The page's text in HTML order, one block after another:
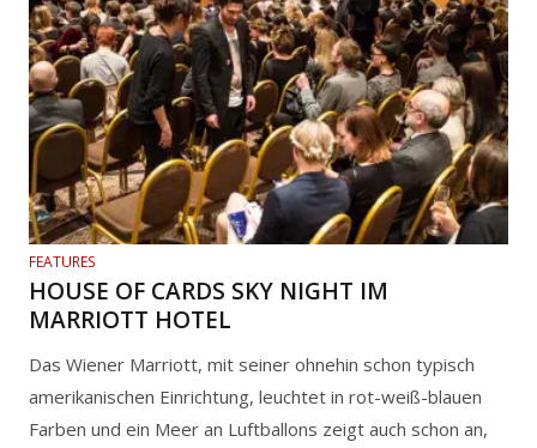
FEATURES
HOUSE OF CARDS SKY NIGHT IM
MARRIOTT HOTEL
Das Wiener Marriott, mit seiner ohnehin schon typisch
amerikanischen Einrichtung, leuchtet in rot-weiß-blauen
Farben und ein Meer an Luftballons zeigt auch schon an,